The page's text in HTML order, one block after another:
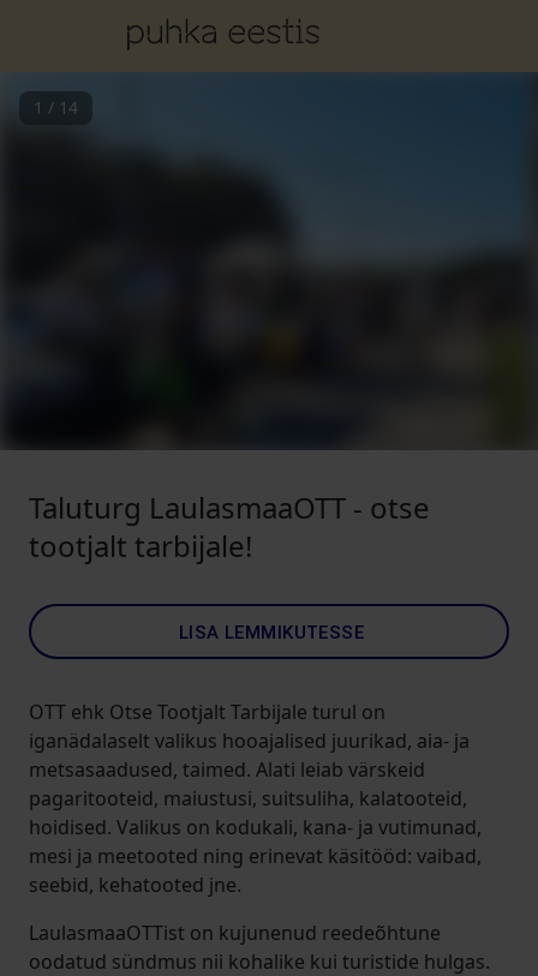
1 / 14
Taluturg LaulasmaaOTT - otse
tootjalt tarbijale!
LISA LEMMIKUTESSE
OTT ehk Otse Tootjalt Tarbijale turul on
iganädalaselt valikus hooajalised juurikad, aia- ja
metsasaadused, taimed. Alati leiab värskeid
pagaritooteid, maiustusi, suitsuliha, kalatooteid,
hoidised. Valikus on kodukali, kana- ja vutimunad,
mesi ja meetooted ning erinevat käsitööd: vaibad,
seebid, kehatooted jne.
LaulasmaaOTTist on kujunenud reedeõhtune
oodatud sündmus nii kohalike kui turistide hulgas.